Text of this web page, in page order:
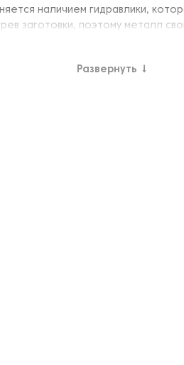
наличием гидравлики,
заготовки, поэтому металл
Развернуть ↓